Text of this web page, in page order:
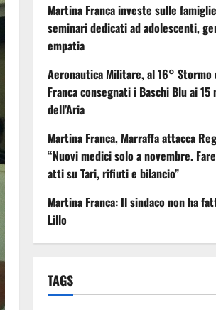
Martina Franca investe sulle
seminari dedicati ad adolescenti,
empatia
Aeronautica Militare, al 16° Stormo
Franca consegnati i Baschi Blu ai
dell’Aria
Martina Franca, Marraffa attacca
“Nuovi medici solo a novembre.
atti su Tari, rifiuti e bilancio”
Martina Franca: Il sindaco non ha
Lillo
TAGS